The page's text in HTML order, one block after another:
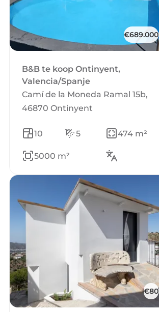
€689.000
B&B te koop Ontinyent,
Valencia/Spanje
Camí de la Moneda Ramal 15b,
46870 Ontinyent
10 5 474 m²
5000 m²
€80